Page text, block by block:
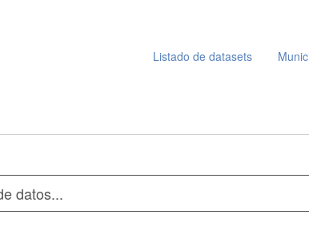
Listado de datasets